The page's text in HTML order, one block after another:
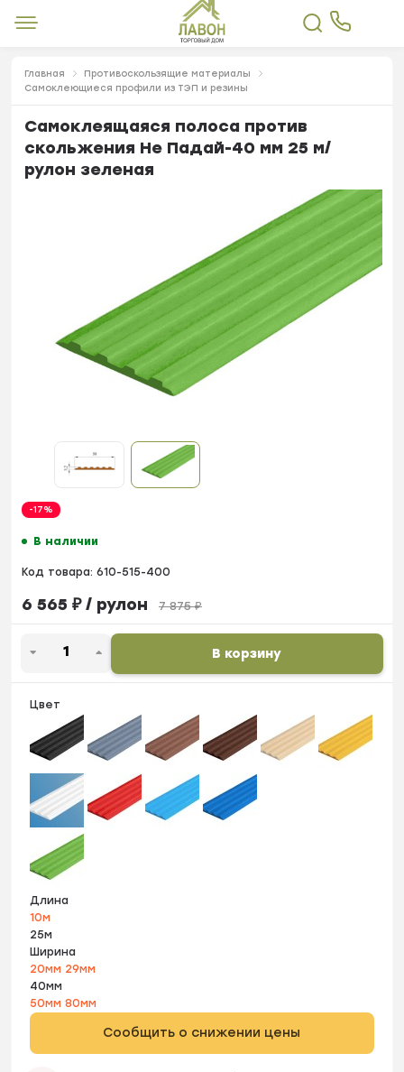
Главная
Противоскользящие материалы
Самоклеющиеся профили из ТЭП и резины
Самоклеящаяся полоса против
скольжения Не Падай-40 мм 25 м/
рулон зеленая
-17%
В наличии
Код товара: 610-515-400
6 565 ₽/ рулон 7 875₽
В корзину
Цвет
Длина
10м
25м
Ширина
20мм 29мм
40мм
50мм80мм
Сообщить о снижении цены